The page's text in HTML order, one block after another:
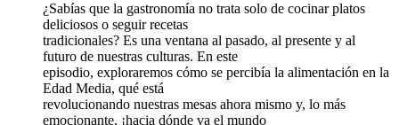
¿Sabías que la gastronomía no trata solo de cocinar platos
deliciosos o seguir recetas
tradicionales? Es una ventana al pasado, al presente y al
futuro de nuestras culturas. En este
episodio, exploraremos cómo se percibía la alimentación en la
Edad Media, qué está
revolucionando nuestras mesas ahora mismo y, lo más
emocionante, ¡hacia dónde va el mundo